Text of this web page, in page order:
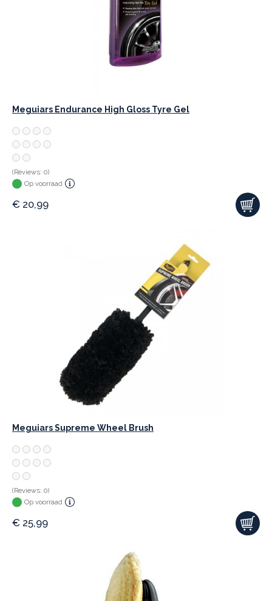
Meguiars Endurance High Gloss Tyre Gel
(Reviews: 0)
Op voorraad
€ 20,99
Meguiars Supreme Wheel Brush
(Reviews: 0)
Op voorraad
€ 25,99